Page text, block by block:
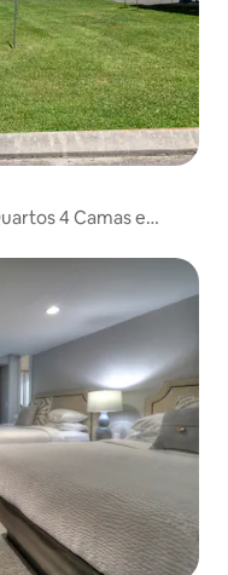
4 Camas e